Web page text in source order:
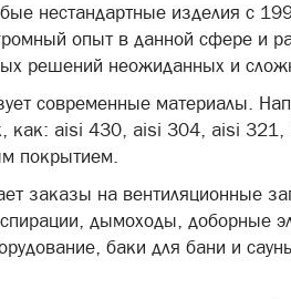
нестандартные изделия с
опыт в данной сфере и
решений неожиданных и
современные материалы.
как: aisi 430, aisi 304, aisi
покрытием.
заказы на вентиляционные
дымоходы, доборные
баки для бани и